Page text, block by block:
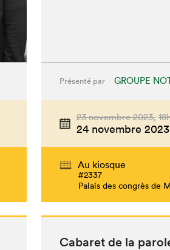
Présenté par GROUPE
23 novembre 2023,
24 novembre
Au kiosque
#2337
Palais des congrès de
Cabaret de la